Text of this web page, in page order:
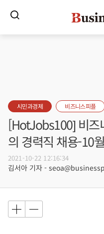
시민과경제 비즈니스피플
[HotJobs100] 비즈
의 경력직 채용-10
2021-10-22 12:16:34
김서아 기자 -